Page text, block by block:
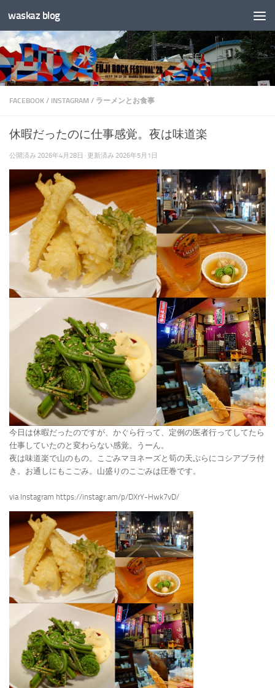
コンテンツへスキップ
waskaz blog
FACEBOOK / INSTAGRAM / ラーメンとお食事
休暇だったのに仕事感覚。夜は味道楽
公開済み 2026年4月28日 · 更新済み 2026年5月1日
今日は休暇だったのですが、かぐら行って、定例の医者行ってしてたら
仕事していたのと変わらない感覚。うーん。
夜は味道楽で山のもの。こごみマヨネーズと筍の天ぷらにコシアブラ付
き。お通しにもこごみ。山盛りのこごみは圧巻です。
via Instagram https://instagr.am/p/DXrY-Hwk7vD/